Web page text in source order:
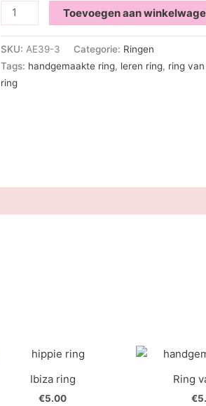
Koningsdag
ring
Toevoegen aan
SKU: AE39-3 Categorie: Ringen
Tags: handgemaakte ring, leren ring, ring
ring
Ibiza ring
€5.00
Ring
€